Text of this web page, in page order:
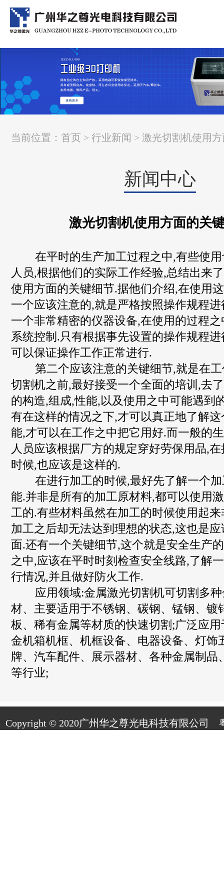
当前位置：首页 >行业新闻 > 激光切割机使用
新闻中心
激光切割机使用方面的关
在平时的生产加工过程之中,有些使用
人员,根据他们的实际工作经验,总结出来
使用方面的关键细节.据他们介绍,在使用
一个应该注意的,就是严格按照操作规程
一个非常精密的仪器设备,在使用的过程
系统控制.只有根据事先设置的操作规程
可以保证操作工作正常进行.
第二个应该注意的关键细节,就是在工
切割机之前,最好接受一个全面的培训,去
的构造,组成,性能,以及使用之中可能遇到
有在这样的情况之下,才可以真正地了解
能,才可以在工作之中把它用好.而一般的
人员应该根据厂方的规定穿好劳保用品,
时候,也应该是这样的.
在进行加工的时候,最好先了解一个加
能.并非是所有的加工原材料,都可以使用
工的.有些材料虽然在加工的时候使用起
加工之后却无法达到理想的状态,这也是
面.还有一个关键细节,这个就是安全生产
之中,应该在平时时刻检查安全线路,了解
行情况,并且做好防火工作.
应用领域:金属激光切割机可切割多种
材、主要适用于不锈钢、碳钢、锰钢、镀
板、稀有金属等材质的快速切割;广泛应
金机箱机框、机框设备、电器设备、灯饰
牌、汽车配件、展示器材、各种金属制品
等行业;
Copyright © 2020广州华之尊光电科技有限公司